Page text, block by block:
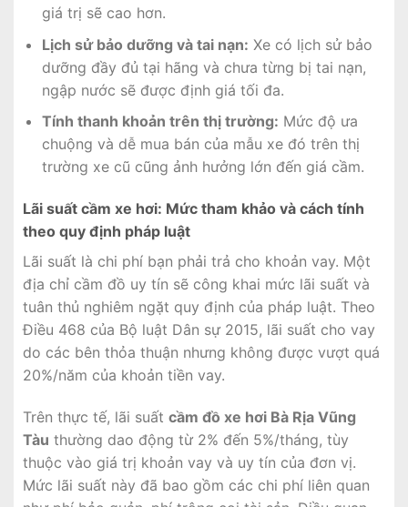
giá trị sẽ cao hơn.
Lịch sử bảo dưỡng và tai nạn: Xe có lịch sử bảo
dưỡng đầy đủ tại hãng và chưa từng bị tai nạn,
ngập nước sẽ được định giá tối đa.
Tính thanh khoản trên thị trường: Mức độ ưa
chuộng và dễ mua bán của mẫu xe đó trên thị
trường xe cũ cũng ảnh hưởng lớn đến giá cầm.
Lãi suất cầm xe hơi: Mức tham khảo và cách tính
theo quy định pháp luật
Lãi suất là chi phí bạn phải trả cho khoản vay. Một
địa chỉ cầm đồ uy tín sẽ công khai mức lãi suất và
tuân thủ nghiêm ngặt quy định của pháp luật. Theo
Điều 468 của Bộ luật Dân sự 2015, lãi suất cho vay
do các bên thỏa thuận nhưng không được vượt quá
20%/năm của khoản tiền vay.
Trên thực tế, lãi suất cầm đồ xe hơi Bà Rịa Vũng
Tàu thường dao động từ 2% đến 5%/tháng, tùy
thuộc vào giá trị khoản vay và uy tín của đơn vị.
Mức lãi suất này đã bao gồm các chi phí liên quan